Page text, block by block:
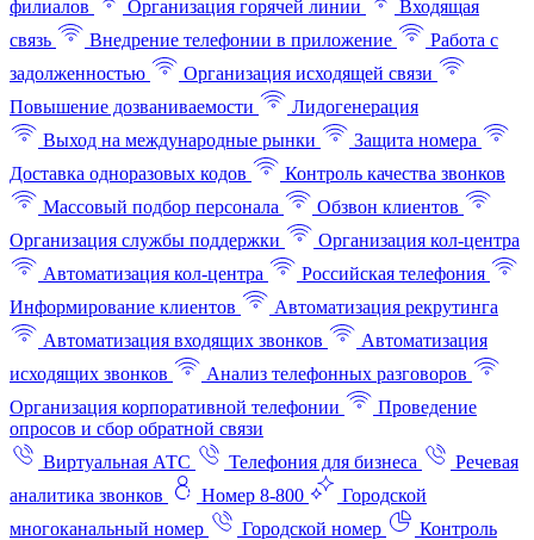
филиалов
Организация горячей линии
Входящая
связь
Внедрение телефонии в приложение
Работа с
задолженностью
Организация исходящей связи
Повышение дозваниваемости
Лидогенерация
Выход на международные рынки
Защита номера
Доставка одноразовых кодов
Контроль качества звонков
Массовый подбор персонала
Обзвон клиентов
Организация службы поддержки
Организация кол-центра
Автоматизация кол-центра
Российская телефония
Информирование клиентов
Автоматизация рекрутинга
Автоматизация входящих звонков
Автоматизация
исходящих звонков
Анализ телефонных разговоров
Организация корпоративной телефонии
Проведение
опросов и сбор обратной связи
Виртуальная АТС
Телефония для бизнеса
Речевая
аналитика звонков
Номер 8-800
Городской
многоканальный номер
Городской номер
Контроль